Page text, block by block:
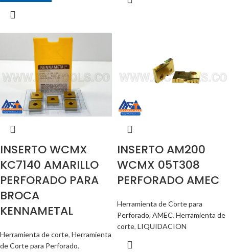
INSERTO WCMX
KC7140 AMARILLO
PERFORADO PARA
BROCA
KENNAMETAL
Herramienta de corte, Herramienta
de Corte para Perforado,
INSERTO AM200
WCMX 05T308
PERFORADO AMEC
Herramienta de Corte para
Perforado, AMEC, Herramienta de
corte, LIQUIDACION